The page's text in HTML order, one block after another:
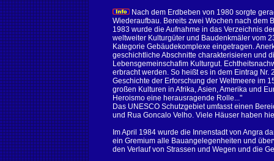
Nach dem Erdbeben von 1980 sorgte
Wiederaufbau. Bereits zwei Wochen nach dem
1983 wurde die Aufnahme in das Verzeichnis
weltweiter Kulturgüter und Baudenkmäler vom
Kategorie Gebäudekomplexe eingetragen.
geschichtliche Abschnitte charakterisieren und
Lebensgemeinschafim Kulturgut.
erbracht werden. So heißt es in dem Eintrag Nr.
Geschichte der Erforschung der Weltmeere im
großen Kulturen in Afrika, Asien, Amerika und
Heroismo eine herausragende Rolle..."
Das UNESCO Schutzgebiet umfasst einen
und Rua Goncalo Velho. Viele Häuser haben
Im April 1984 wurde die Innenstadt von Angra
ein Gremium alle Bauangelegenheiten und
den Verlauf von Strassen und Wegen und die